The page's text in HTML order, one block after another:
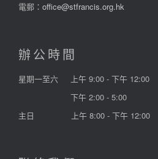
電郵： office@stfrancis.org.hk
辦公時間
星期一至六
上午 9:00 - 下午 12:00
下午 2:00 - 5:00
主日
上午 8:00 - 下午 12:00